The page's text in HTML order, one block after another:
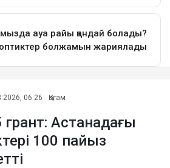
06:26 Қоғам
Астанадағы
100 пайыз